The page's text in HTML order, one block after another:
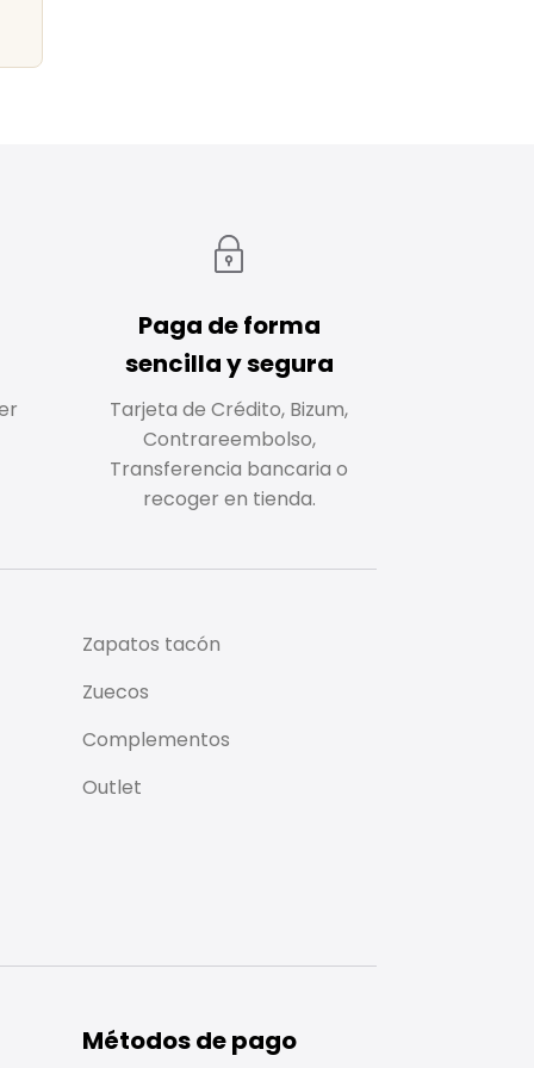
Paga de forma
sencilla y segura
Tarjeta de Crédito, Bizum,
Contrareembolso,
Transferencia bancaria o
recoger en tienda.
Zapatos tacón
Zuecos
Complementos
Outlet
Métodos de pago